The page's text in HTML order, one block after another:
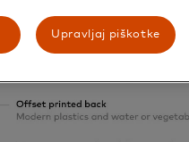
Upravljaj piškotke